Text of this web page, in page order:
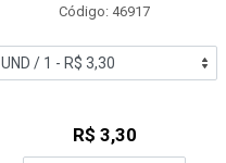
Código: 46917
R$ 3,30